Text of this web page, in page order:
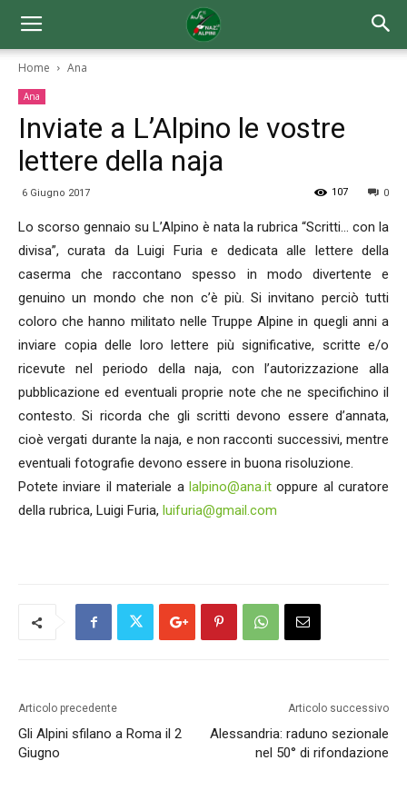
Home Ana
Ana
Inviate a L’Alpino le vostre
lettere della naja
6 Giugno 2017 0
107
Lo scorso gennaio su L’Alpino è nata la rubrica “Scritti… con la
divisa”, curata da Luigi Furia e dedicata alle lettere della
caserma che raccontano spesso in modo divertente e
genuino un mondo che non c’è più. Si invitano perciò tutti
coloro che hanno militato nelle Truppe Alpine in quegli anni a
inviare copia delle loro lettere più significative, scritte e/o
ricevute nel periodo della naja, con l’autorizzazione alla
pubblicazione ed eventuali proprie note che ne specifichino il
contesto. Si ricorda che gli scritti devono essere d’annata,
cioè vergati durante la naja, e non racconti successivi, mentre
eventuali fotografie devono essere in buona risoluzione.
Potete inviare il materiale a lalpino@ana.itoppure al curatore
della rubrica, Luigi Furia, luifuria@gmail.com
Articolo precedente
Gli Alpini sfilano a Roma il 2
Giugno
Articolo successivo
Alessandria: raduno sezionale
nel 50° di rifondazione